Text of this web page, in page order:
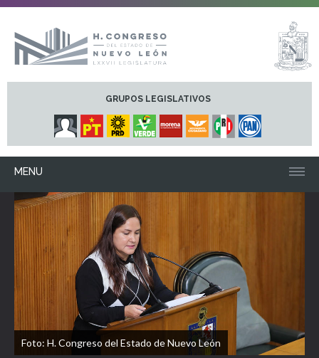
GRUPOS LEGISLATIVOS
MENU
Foto: H. Congreso del Estado de Nuevo León